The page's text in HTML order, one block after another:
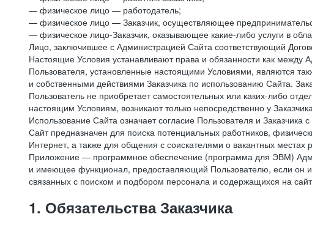
— физическое лицо — работодатель;
— физическое лицо — Заказчик, осуществляющее
— физическое лицо-Заказчик, оказывающее какие-либо услуги в
Лицо, заключившее с Администрацией Сайта соответствующий
Настоящие Условия устанавливают права и обязанности как
Пользователя, установленные настоящими Условиями, являются
и собственными действиями Заказчика по использованию Сайта.
Пользователь не приобретает самостоятельных или каких-либо
настоящим Условиям, возникают только непосредственно у
Использование Сайта означает согласие Пользователя и Заказчика
Сайт предназначен для поиска потенциальных работников,
Интернет, а также для общения с соискателями о вакантных
Приложение — программное обеспечение (программа для ЭВМ)
и имеющее функционал, предоставляющий Пользователю, если он
связанных с поиском и подбором персонала и содержащихся на
1. Обязательства Заказчика